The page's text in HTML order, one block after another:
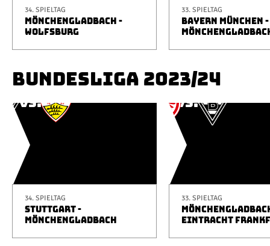
34. SPIELTAG
MÖNCHENGLADBACH -
WOLFSBURG
33. SPIELTAG
BAYERN MÜNCHEN -
BUNDESLIGA 2023/24
34. SPIELTAG
STUTTGART -
MÖNCHENGLADBACH
33. SPIELTAG
EINTRACHT